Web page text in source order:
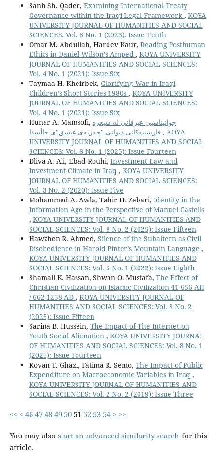
Sanh Sh. Qader, Examining International Treaty
Governance within the Iraqi Legal Framework , KOYA
UNIVERSITY JOURNAL OF HUMANITIES AND SOCIAL
SCIENCES: Vol. 6 No. 1 (2023): Issue Tenth
Omar M. Abdullah, Hardev Kaur, Reading Posthuman
Ethics in Daniel Wilson’s Amped , KOYA UNIVERSITY
JOURNAL OF HUMANITIES AND SOCIAL SCIENCES:
Vol. 4 No. 1 (2021): Issue Six
Taymaa H. Kheirbek, Glorifying War in Iraqi
Children’s Short Stories 1980s , KOYA UNIVERSITY
JOURNAL OF HUMANITIES AND SOCIAL SCIENCES:
Vol. 4 No. 1 (2021): Issue Six
Hunar A. Mamsofi, جوانیناسیی عیرفانی لە شیعرە
, KOYA
UNIVERSITY JOURNAL OF HUMANITIES AND SOCIAL
SCIENCES: Vol. 8 No. 1 (2025): Issue Fourteen
Dliva A. Ali, Ebad Rouhi, Investment Law and
Investment Climate in Iraq , KOYA UNIVERSITY
JOURNAL OF HUMANITIES AND SOCIAL SCIENCES:
Vol. 3 No. 2 (2020): Issue Five
Mohammed A. Awla, Tahir H. Zebari, Identity in the
Information Age in the Perspective of Manuel Castells
, KOYA UNIVERSITY JOURNAL OF HUMANITIES AND
SOCIAL SCIENCES: Vol. 8 No. 2 (2025): Issue Fifteen
Hawzhen R. Ahmed, Silence of the Subaltern as Civil
Disobedience in Harold Pinter’s Mountain Language ,
KOYA UNIVERSITY JOURNAL OF HUMANITIES AND
SOCIAL SCIENCES: Vol. 5 No. 1 (2022): Issue Eighth
Shamall K. Hassan, Shwan O. Mustafa, The Effect of
Christian Civilization on Islamic Civilization 41-656 AH
/ 662-1258 AD , KOYA UNIVERSITY JOURNAL OF
HUMANITIES AND SOCIAL SCIENCES: Vol. 8 No. 2
(2025): Issue Fifteen
Sarina B. Hussein, The Impact of The Internet on
Youth Social Alienation , KOYA UNIVERSITY JOURNAL
OF HUMANITIES AND SOCIAL SCIENCES: Vol. 8 No. 1
(2025): Issue Fourteen
Kovan T. Ghazi, Fatima R. Semo, The Impact of Public
Expenditure on Macroeconomic Variables in Iraq ,
KOYA UNIVERSITY JOURNAL OF HUMANITIES AND
SOCIAL SCIENCES: Vol. 2 No. 2 (2019): Issue Three
<< <46474849 5051 52 53 54 > >>
You may also start an advanced similarity search for this
article.